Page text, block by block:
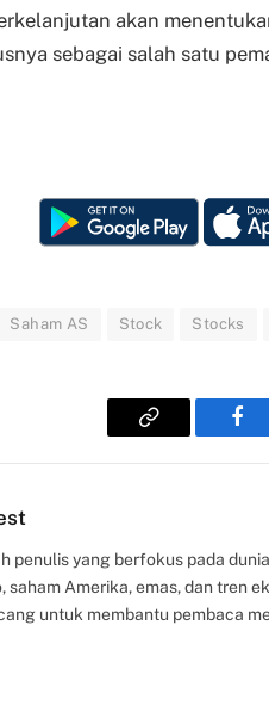
akan
sebagai salah satu
Saham AS Stock Stocks
Copy
penulis yang berfokus pada
saham Amerika, emas, dan tren
untuk membantu pembaca